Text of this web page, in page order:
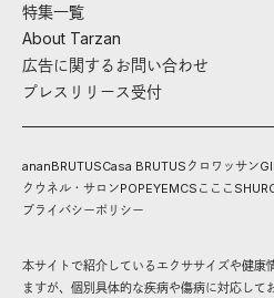
特集一覧
About Tarzan
広告に関するお問い合わせ
プレスリリース受付
ananBRUTUSCasa BRUTUS クロワッサン
クウネル・サロンPOPEYEMCS こここ
プライバシーポリシー
本サイトで紹介しているエクササイズや健康
ますが、個別具体的な疾病や傷病に対応して